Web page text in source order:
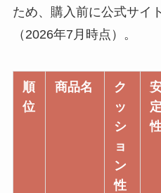
ため、購入前に公式サイ
（2026年7月時点）。
順
位
商品名
ク
ッ
シ
ョ
ン
性
定